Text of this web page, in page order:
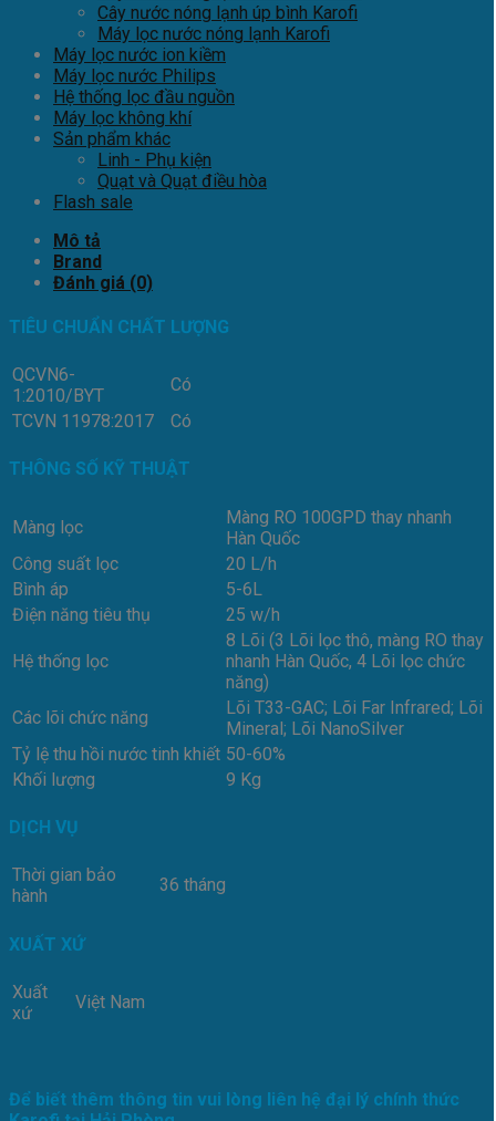
Cây nước nóng lạnh úp bình Karofi
Máy lọc nước nóng lạnh Karofi
Máy lọc nước ion kiềm
Máy lọc nước Philips
Hệ thống lọc đầu nguồn
Máy lọc không khí
Sản phẩm khác
Linh - Phụ kiện
Quạt và Quạt điều hòa
Flash sale
Mô tả
Brand
Đánh giá (0)
TIÊU CHUẨN CHẤT LƯỢNG
QCVN6-
1:2010/BYT
Có
TCVN 11978:2017
Có
THÔNG SỐ KỸ THUẬT
Màng lọc
Màng RO 100GPD thay nhanh
Hàn Quốc
Công suất lọc
20 L/h
Bình áp
5-6L
Điện năng tiêu thụ
25 w/h
Hệ thống lọc
8 Lõi (3 Lõi lọc thô, màng RO thay
nhanh Hàn Quốc, 4 Lõi lọc chức
năng)
Các lõi chức năng
Lõi T33-GAC; Lõi Far Infrared; Lõi
Mineral; Lõi NanoSilver
Tỷ lệ thu hồi nước tinh khiết 50-60%
Khối lượng
9 Kg
DỊCH VỤ
Thời gian bảo
hành
36 tháng
XUẤT XỨ
Xuất
xứ
Việt Nam
Để biết thêm thông tin vui lòng liên hệ đại lý chính thức